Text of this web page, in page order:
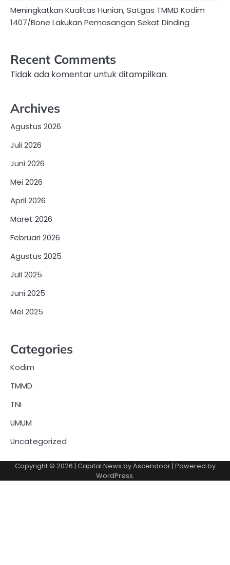
Meningkatkan Kualitas Hunian, Satgas TMMD Kodim
1407/Bone Lakukan Pemasangan Sekat Dinding
Recent Comments
Tidak ada komentar untuk ditampilkan.
Archives
Agustus 2026
Juli 2026
Juni 2026
Mei 2026
April 2026
Maret 2026
Februari 2026
Agustus 2025
Juli 2025
Juni 2025
Mei 2025
Categories
Kodim
TMMD
TNI
UMUM
Uncategorized
Copyright © 2026 | Capital News byAscendoor| Powered by
WordPress.